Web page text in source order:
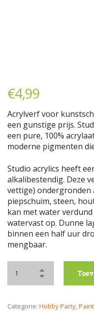
€4,99
Acrylverf voor
een gunstige prijs.
een pure, 100%
moderne pigmenten
Studio acrylics heeft
alkalibestendig. Deze
vettige) ondergronden
piepschuim, steen,
kan met water
watervast op. Dunne
binnen een half uur
mengbaar.
Categorie: Hobby Party,